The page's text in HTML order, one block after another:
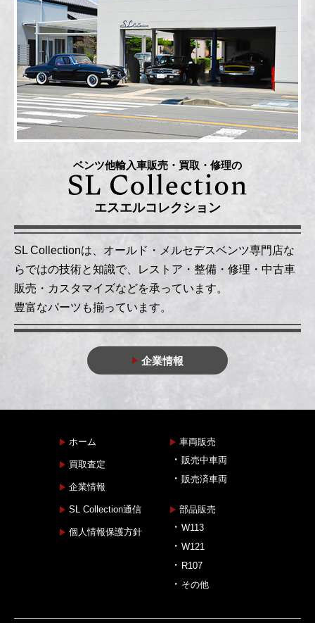
ベンツ他輸入車販売・買取・修理の
エスエルコレクション
SL Collectionは、オールド・メルセデスベンツ専門店な
らではの技術と知識で、レストア・整備・修理・中古車
販売・カスタマイズなどを承っています。
豊富なパーツも揃っています。
企業情報
ホーム
車両販売
販売中車両
販売済車両
部品販売
W113
W121
R107
その他
買取査定
企業情報
SL Collection通信
個人情報保護方針